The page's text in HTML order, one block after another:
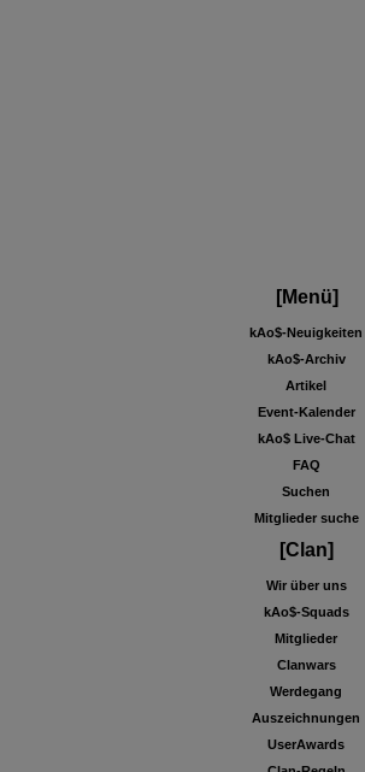
[Menü]
kAo$-Neuigkeiten
kAo$-Archiv
Artikel
Event-Kalender
kAo$ Live-Chat
FAQ
Suchen
Mitglieder suche
[Clan]
Wir über uns
kAo$-Squads
Mitglieder
Clanwars
Werdegang
Auszeichnungen
UserAwards